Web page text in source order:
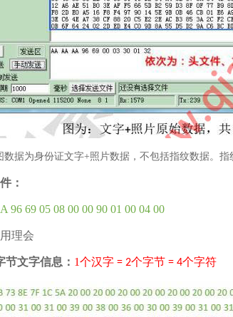
数据为身份证文字+照片数据，不包括指纹数据。指
：
96 69 05 08 00 00 90 01 00 04 00
理会
节文字信息： 1个汉字 = 2个字节 = 4个字符